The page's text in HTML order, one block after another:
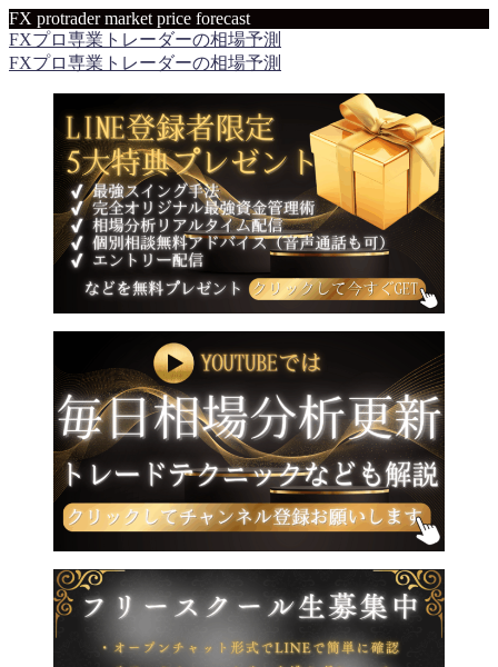
FX protrader market price forecast
FXプロ専業トレーダーの相場予測
FXプロ専業トレーダーの相場予測